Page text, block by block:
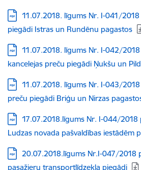
Lejupielādēt:
11.07.2018. līgums Nr. I-041/
piegādi Istras un Rundēnu pagastos
Lejupielādēt:
11.07.2018. līgums Nr. I-042/
kancelejas preču piegādi Ņukšu un
Lejupielādēt:
11.07.2018. līgums Nr. I-043/
preču piegādi Briģu un Nirzas
Lejupielādēt:
17.07.2018.līgums Nr. I-044/2018
Ludzas novada pašvaldības iestādēm
Lejupielādēt:
20.07.2018.līgums Nr.I-047/2018
pasažieru transportlīdzekļa piegādi